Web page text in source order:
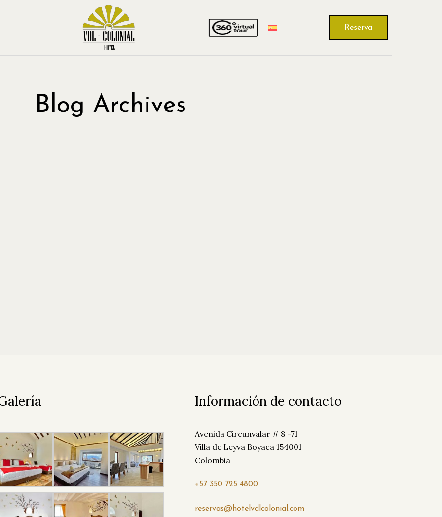
Reserva
Blog Archives
Información de contacto
Avenida Circunvalar # 8 -71
Villa de Leyva Boyaca 154001
Colombia
+57 350 725 4800
reservas@hotelvdlcolonial.com